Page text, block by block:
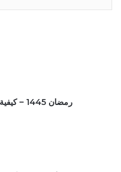
رمضان 1445 – كيفية ثبوت شهر الصوم